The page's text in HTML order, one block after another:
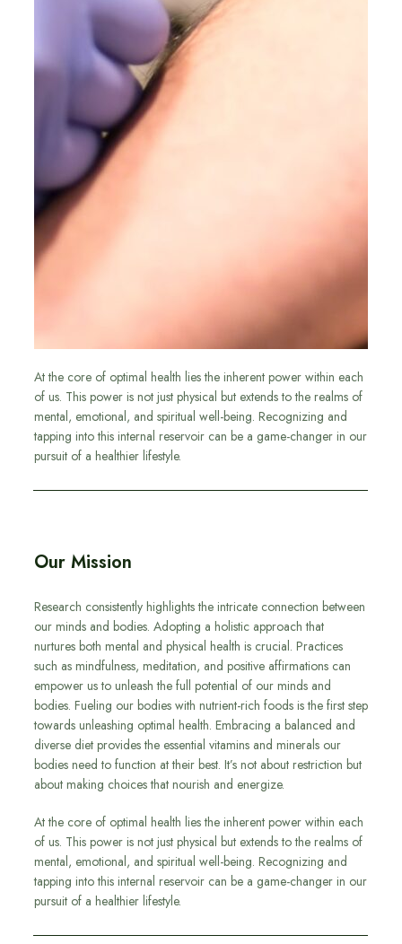
At the core of optimal health lies the inherent power within each
of us. This power is not just physical but extends to the realms of
mental, emotional, and spiritual well-being. Recognizing and
tapping into this internal reservoir can be a game-changer in our
pursuit of a healthier lifestyle.
Our Mission
Research consistently highlights the intricate connection between
our minds and bodies. Adopting a holistic approach that
nurtures both mental and physical health is crucial. Practices
such as mindfulness, meditation, and positive affirmations can
empower us to unleash the full potential of our minds and
bodies. Fueling our bodies with nutrient-rich foods is the first step
towards unleashing optimal health. Embracing a balanced and
diverse diet provides the essential vitamins and minerals our
bodies need to function at their best. It’s not about restriction but
about making choices that nourish and energize.
At the core of optimal health lies the inherent power within each
of us. This power is not just physical but extends to the realms of
mental, emotional, and spiritual well-being. Recognizing and
tapping into this internal reservoir can be a game-changer in our
pursuit of a healthier lifestyle.